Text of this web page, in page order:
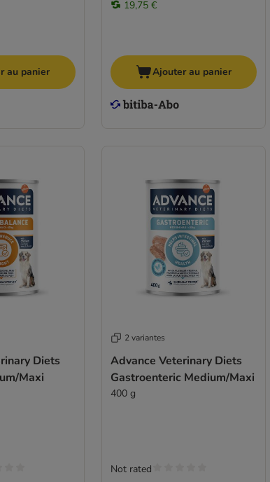
au panier
19,75 €
Ajouter au panier
Diets
Maxi
2 variantes
Advance Veterinary Diets
Gastroenteric Medium/Maxi
400 g
Not rated